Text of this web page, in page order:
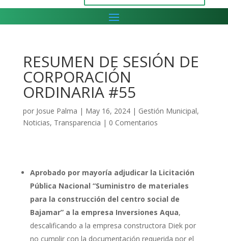
RESUMEN DE SESIÓN DE
CORPORACIÓN
ORDINARIA #55
por Josue Palma | May 16, 2024| Gestión Municipal,
Noticias, Transparencia | 0 Comentarios
Aprobado por mayoría adjudicar la Licitación
Pública Nacional “Suministro de materiales
para la construcción del centro social de
Bajamar” a la empresa Inversiones Aqua,
descalificando a la empresa constructora Diek por
no cumplir con la documentación requerida por el